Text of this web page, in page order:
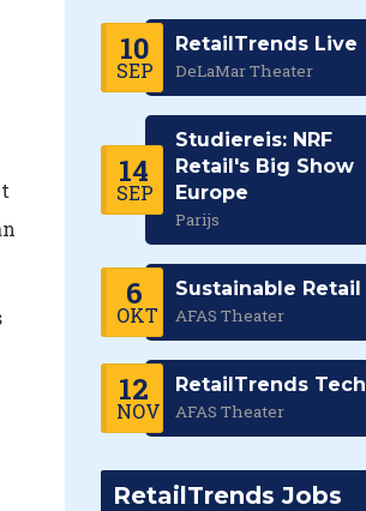
10
SEP
RetailTrends Live
DeLaMar Theater
14
SEP
Studiereis: NRF
Retail's Big Show
Europe
Parijs
6
OKT
Sustainable Retail
AFAS Theater
12
NOV
RetailTrends Tech
AFAS Theater
RetailTrends Jobs